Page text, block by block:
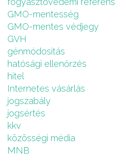
GMO-mentesség
GMO-mentes védjegy
GVH
génmódosítás
hatósági ellenőrzés
hitel
Internetes vásárlás
jogszabály
jogsértés
kkv
közösségi média
MNB